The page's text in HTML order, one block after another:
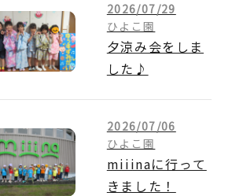
2026/07/29
ひよこ園
夕涼み会をしま
した♪
2026/07/06
ひよこ園
miiinaに行って
きました！